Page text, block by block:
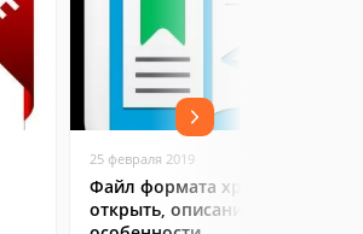
25 февраля 2019
Файл формата xps: чем
открыть, описание,